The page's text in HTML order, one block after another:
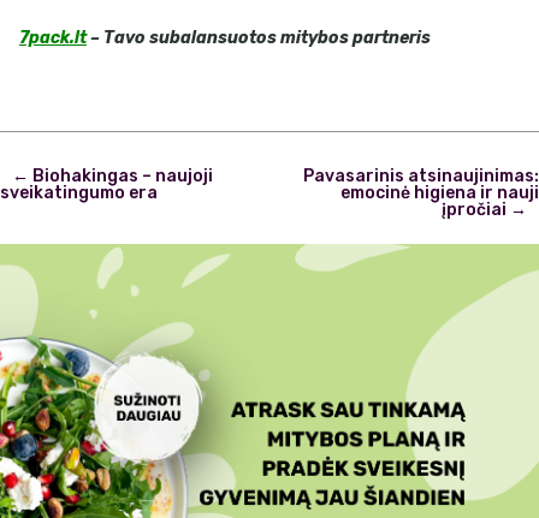
7pack.lt– Tavo subalansuotos mitybos partneris
Post
navigation
Pavasarinis atsinaujinimas:
emocinė higiena ir nauji
įpročiai →
← Biohakingas – naujoji
sveikatingumo era